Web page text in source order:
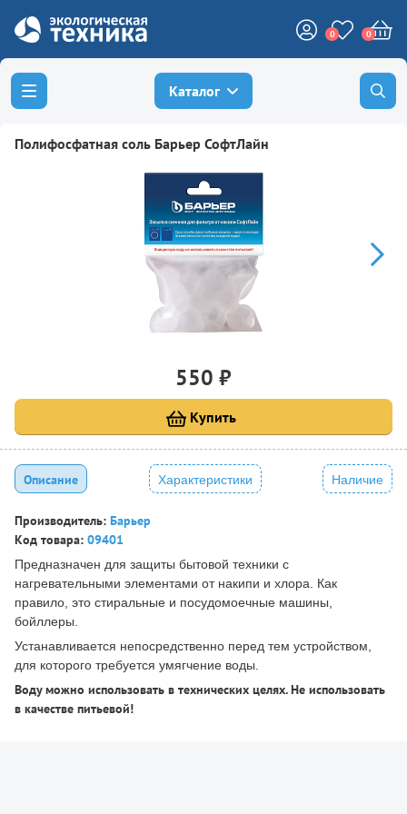
0 0
Каталог
Полифосфатная соль Барьер СофтЛайн
550 ₽
Купить
Описание Характеристики Наличие
Производитель: Барьер
Код товара: 09401
Предназначен для защиты бытовой техники с
нагревательными элементами от накипи и хлора. Как
правило, это стиральные и посудомоечные машины,
бойллеры.
Устанавливается непосредственно перед тем устройством,
для которого требуется умягчение воды.
Воду можно использовать в технических целях. Не использовать
в качестве питьевой!